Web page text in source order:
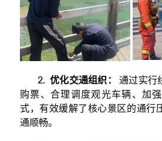
2.优化交通组织：
通过实行
购票、合理调度观光车辆、加
式，有效缓解了核心景区的通行
通顺畅。